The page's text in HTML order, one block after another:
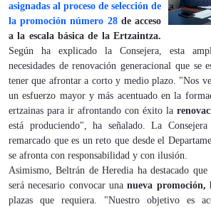
asignadas al proceso de selección de
la promoción número 28de acceso
a la escala básica de la Ertzaintza.
Según ha explicado la Consejera, esta
necesidades de renovación generacional que se
tener que afrontar a corto y medio plazo. "Nos
un esfuerzo mayor y más acentuado en la
ertzainas para ir afrontando con éxito la
está produciendo", ha señalado. La
remarcado que es un reto que desde el
se afronta con responsabilidad y con ilusión.
Asimismo, Beltrán de Heredia ha destacado
será necesario convocar unanueva promoción,
plazas que requiera. "Nuestro objetivo es